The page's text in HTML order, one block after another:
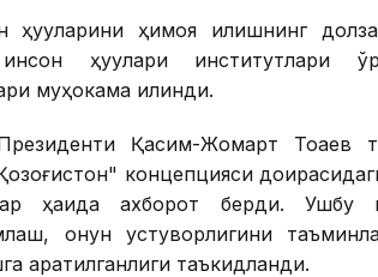
ҳимоя қилишнинг
ҳуқуқлари институтлари
муҳокама қилинди.
Қасим-Жомарт Тоқаев
концепцияси
ҳақида ахборот берди. Ушбу
қонун устуворлигини
қаратилганлиги таъкидланди.